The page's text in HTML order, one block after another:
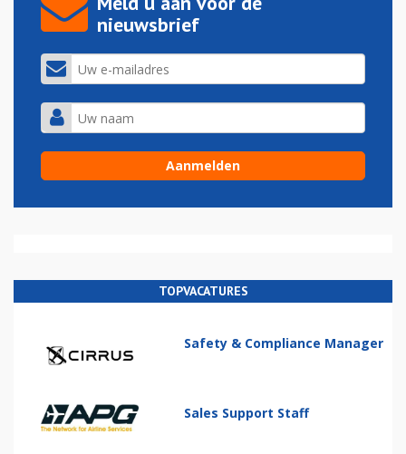
nieuwsbrief
TOPVACATURES
Safety & Compliance Manager
Sales Support Staff